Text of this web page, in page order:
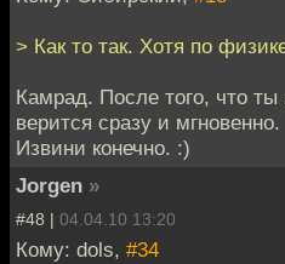
> Как то так. Хотя по
Камрад. После того, что
верится сразу и мгновенно.
Извини конечно. :)
Jorgen »
#48 | 04.04.10 13:20
Кому: dols, #34